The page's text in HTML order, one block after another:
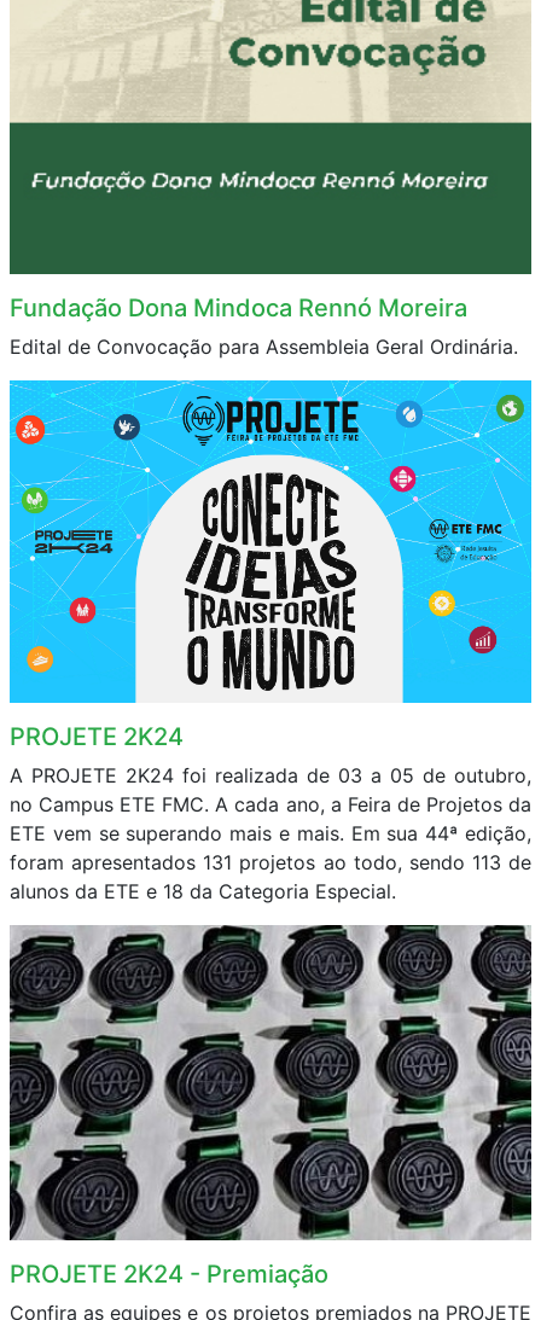
Fundação Dona Mindoca Rennó Moreira
Edital de Convocação para Assembleia Geral Ordinária.
PROJETE 2K24
A PROJETE 2K24 foi realizada de 03 a 05 de outubro,
no Campus ETE FMC. A cada ano, a Feira de Projetos da
ETE vem se superando mais e mais. Em sua 44ª edição,
foram apresentados 131 projetos ao todo, sendo 113 de
alunos da ETE e 18 da Categoria Especial.
PROJETE 2K24 - Premiação
Confira as equipes e os projetos premiados na PROJETE